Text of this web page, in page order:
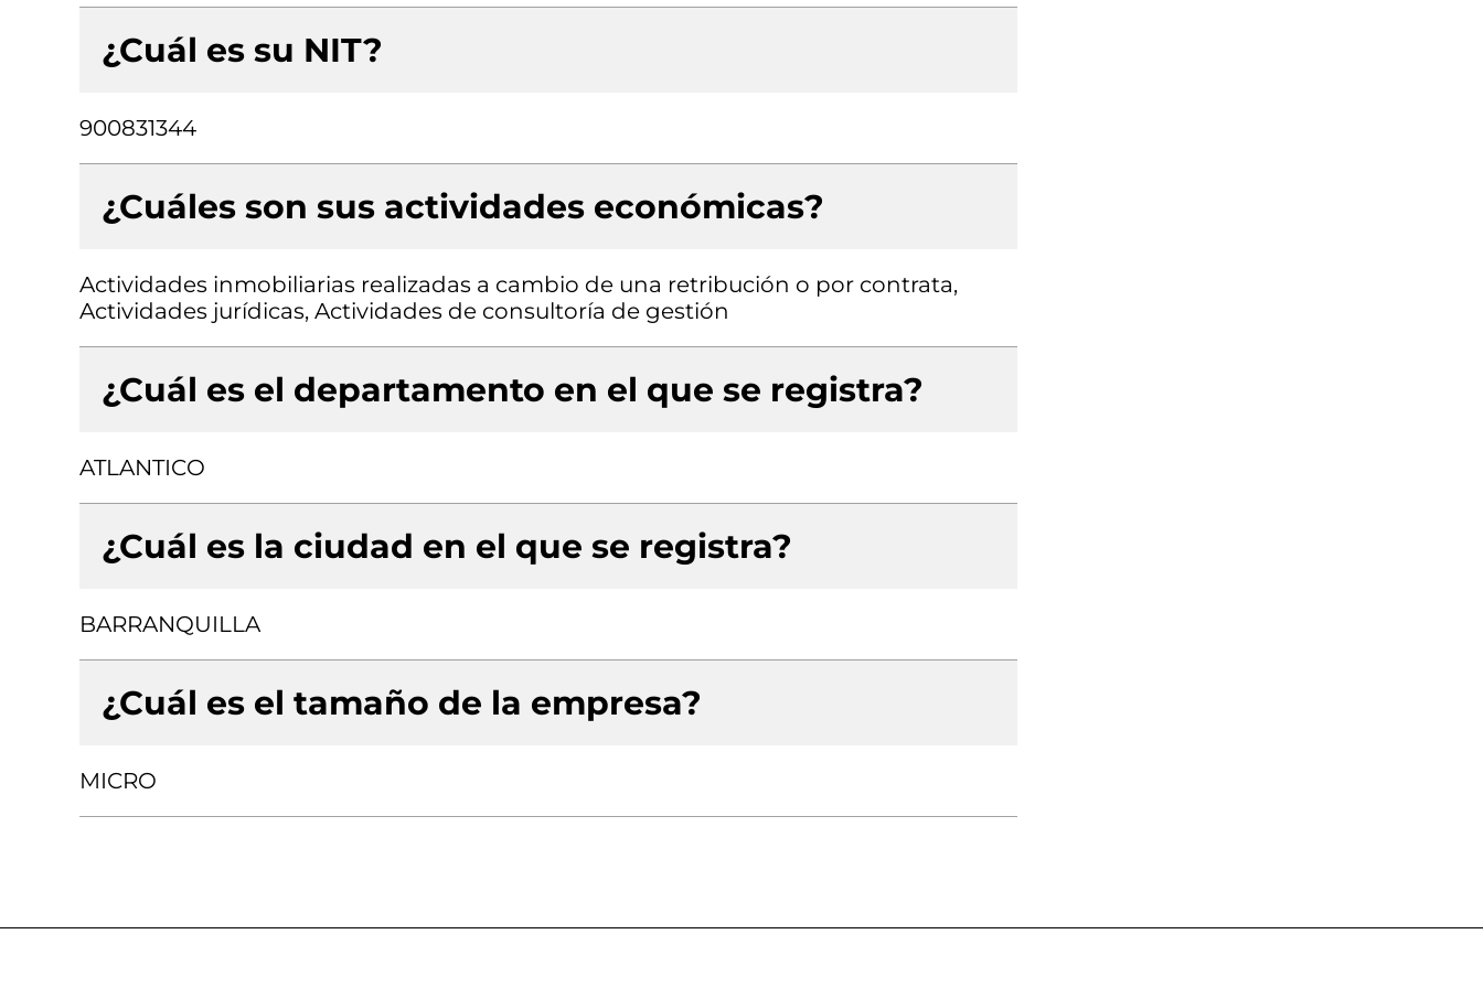
¿Cuál es su NIT?
900831344
¿Cuáles son sus actividades económicas?
Actividades inmobiliarias realizadas a cambio de una retribución o por contrata,
Actividades jurídicas, Actividades de consultoría de gestión
¿Cuál es el departamento en el que se registra?
ATLANTICO
¿Cuál es la ciudad en el que se registra?
BARRANQUILLA
¿Cuál es el tamaño de la empresa?
MICRO